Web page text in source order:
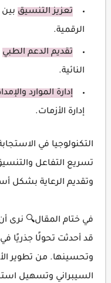
تعزيز التنسيق
الرقمية.
تقديم الدعم الطبي
النائية.
إدارة الموارد
إدارة الأزمات.
التكنولوجيا في
تسريع التفاعل
وتقديم الرعاية بشكل
في ختام المقال🔍 نرى
قد أحدثت تحولًا جذريًا في
وتحسينها. من تطوير
السيبراني وتسهيل